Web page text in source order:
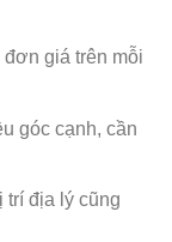
giá trên mỗi
góc cạnh, cần
trí địa lý cũng